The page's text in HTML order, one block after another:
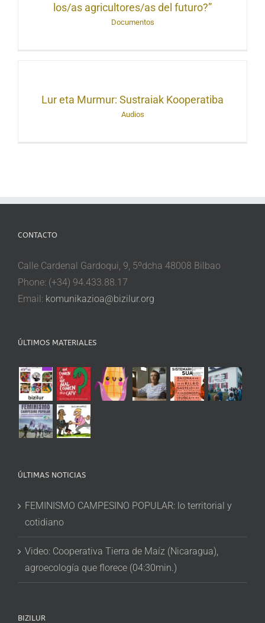
los/as agricultores/as del futuro?”
Documentos
Lur eta Murmur: Sustraiak Kooperatiba
Audios
CONTACTO
Calle Cardenal Gardoqui, 9, 5ºdcha 48008 Bilbao
Phone: (+34) 94.433.88.17
Email: komunikazioa@bizilur.org
ÚLTIMOS MATERIALES
ÚLTIMAS NOTICIAS
FEMINISMO CAMPESINO POPULAR: lo territorial y
cotidiano
Video: Cooperativa Tierra de Maíz (Nicaragua),
agroecología que florece (04:30min.)
BIZILUR